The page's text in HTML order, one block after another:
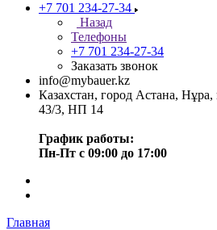
+7 701 234-27-34
Назад
Телефоны
+7 701 234-27-34
Заказать звонок
info@mybauer.kz
Казахстан, город Астана,
43/3, НП 14
График работы:
Пн-Пт с 09:00 до 17:00
Главная